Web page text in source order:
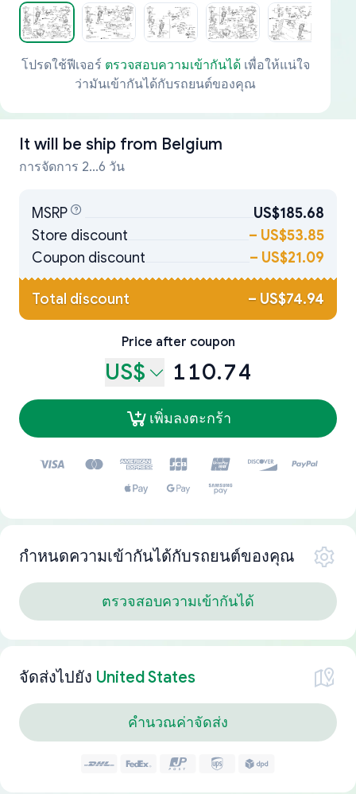
โปรดใช้ฟีเจอร์ ตรวจสอบความเข้ากันได้เพื่อให้แน่ใจ
ว่ามันเข้ากันได้กับรถยนต์ของคุณ
It will be ship from Belgium
การจัดการ 2...6 วัน
MSRP
US$185.68
Store discount
– US$53.85
Coupon discount
– US$21.09
Total discount – US$74.94
Price after coupon
US$ 110.74
เพิ่มลงตะกร้า
กำหนดความเข้ากันได้กับรถยนต์ของคุณ
ตรวจสอบความเข้ากันได้
จัดส่งไปยัง United States
คำนวณค่าจัดส่ง